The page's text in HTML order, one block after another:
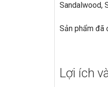
Sandalwood,
Sản phẩm đã
Lợi ích